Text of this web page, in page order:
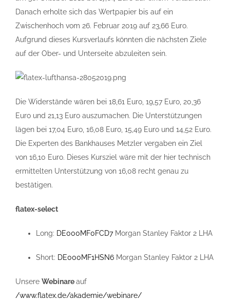
Danach erholte sich das Wertpapier bis auf ein
Zwischenhoch vom 26. Februar 2019 auf 23,66 Euro.
Aufgrund dieses Kursverlaufs könnten die nächsten Ziele
auf der Ober- und Unterseite abzuleiten sein.
Die Widerstände wären bei 18,61 Euro, 19,57 Euro, 20,36
Euro und 21,13 Euro auszumachen. Die Unterstützungen
lägen bei 17,04 Euro, 16,08 Euro, 15,49 Euro und 14,52 Euro.
Die Experten des Bankhauses Metzler vergaben ein Ziel
von 16,10 Euro. Dieses Kursziel wäre mit der hier technisch
ermittelten Unterstützung von 16,08 recht genau zu
bestätigen.
flatex-select
Long: DE000MF0FCD7Morgan Stanley Faktor 2 LHA
Short: DE000MF1HSN6 Morgan Stanley Faktor 2 LHA
Unsere Webinareauf
/www.flatex.de/akademie/webinare/